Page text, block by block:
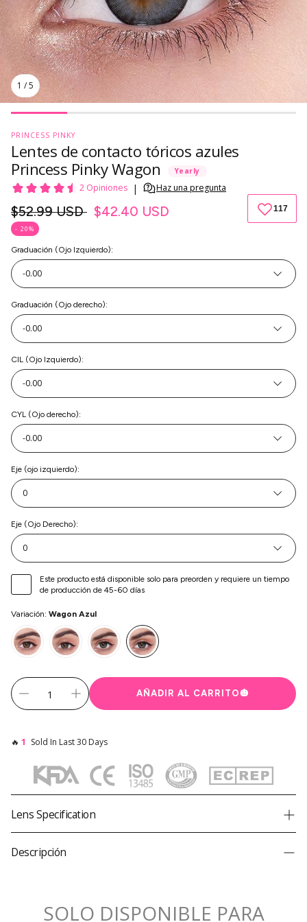
1 /5
PRINCESS PINKY
Lentes de contacto tóricos azules
Princess Pinky Wagon
Yearly
Precio
regular
$52.99 USD $42.40 USD
- 20%
Graduación (Ojo Izquierdo):
-0.00
Graduación (Ojo derecho):
-0.00
CIL (Ojo Izquierdo):
-0.00
CYL (Ojo derecho):
-0.00
Eje (ojo izquierdo):
0
Eje (Ojo Derecho):
0
Este producto está disponible solo para preorden y requiere un tiempo
de producción de 45-60 días
Variación: Wagon Azul
AÑADIR AL CARRITO🎃
🔥 1 Sold In Last 30 Days
Lens Specification
Graphic Diameter
Descripción
SOLO DISPONIBLE PARA